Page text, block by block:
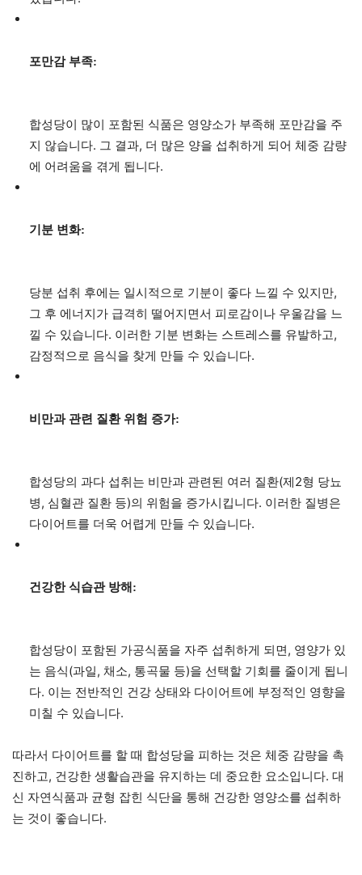
포만감 부족:
합성당이 많이 포함된 식품은 영양소가 부족해 포만감을 주
지 않습니다. 그 결과, 더 많은 양을 섭취하게 되어 체중 감량
에 어려움을 겪게 됩니다.
기분 변화:
당분 섭취 후에는 일시적으로 기분이 좋다 느낄 수 있지만,
그 후 에너지가 급격히 떨어지면서 피로감이나 우울감을 느
낄 수 있습니다. 이러한 기분 변화는 스트레스를 유발하고,
감정적으로 음식을 찾게 만들 수 있습니다.
비만과 관련 질환 위험 증가:
합성당의 과다 섭취는 비만과 관련된 여러 질환(제2형 당뇨
병, 심혈관 질환 등)의 위험을 증가시킵니다. 이러한 질병은
다이어트를 더욱 어렵게 만들 수 있습니다.
건강한 식습관 방해:
합성당이 포함된 가공식품을 자주 섭취하게 되면, 영양가 있
는 음식(과일, 채소, 통곡물 등)을 선택할 기회를 줄이게 됩니
다. 이는 전반적인 건강 상태와 다이어트에 부정적인 영향을
미칠 수 있습니다.
따라서 다이어트를 할 때 합성당을 피하는 것은 체중 감량을 촉
진하고, 건강한 생활습관을 유지하는 데 중요한 요소입니다. 대
신 자연식품과 균형 잡힌 식단을 통해 건강한 영양소를 섭취하
는 것이 좋습니다.